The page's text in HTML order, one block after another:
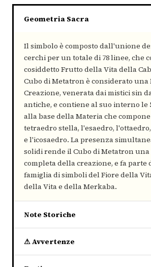
Geometria Sacra
Il simbolo è composto dall'unione
cerchi per un totale di 78 linee, che
cosiddetto Frutto della Vita della
Cubo di Metatron è considerato
Creazione, venerata dai mistici sin
antiche, e contiene al suo interno le
alla base della Materia che
tetraedro stella, l'esaedro,
e l'icosaedro. La presenza
solidi rende il Cubo di Metatron una
completa della creazione, e fa parte
famiglia di simboli del Fiore della
della Vita e della Merkaba.
Note Storiche
⚠ Avvertenze